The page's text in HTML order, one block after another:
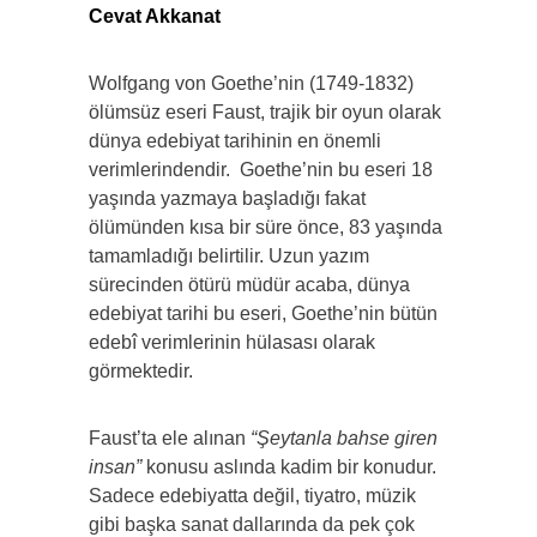
Cevat Akkanat
Wolfgang von Goethe’nin (1749-1832)
ölümsüz eseri Faust, trajik bir oyun olarak
dünya edebiyat tarihinin en önemli
verimlerindendir. Goethe’nin bu eseri 18
yaşında yazmaya başladığı fakat
ölümünden kısa bir süre önce, 83 yaşında
tamamladığı belirtilir. Uzun yazım
sürecinden ötürü müdür acaba, dünya
edebiyat tarihi bu eseri, Goethe’nin bütün
edebî verimlerinin hülasası olarak
görmektedir.
Faust’ta ele alınan “Şeytanla bahse giren
insan”konusu aslında kadim bir konudur.
Sadece edebiyatta değil, tiyatro, müzik
gibi başka sanat dallarında da pek çok